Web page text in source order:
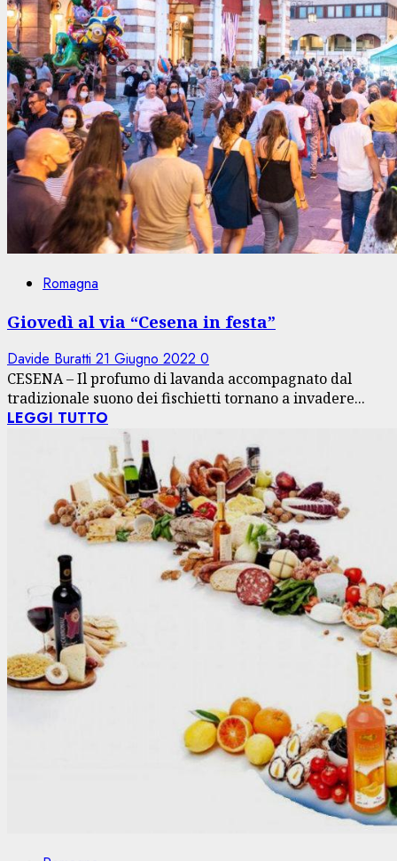
Romagna
Giovedì al via “Cesena in festa”
Davide Buratti 21 Giugno 2022 0
CESENA – Il profumo di lavanda accompagnato dal
tradizionale suono dei fischietti tornano a invadere...
LEGGI TUTTO